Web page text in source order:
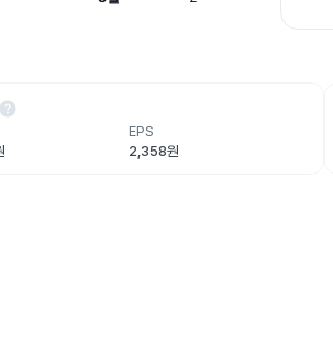
help
EPS
2,358원